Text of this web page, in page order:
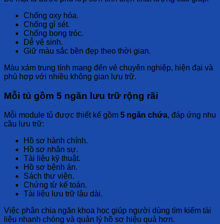
Chống oxy hóa.
Chống gỉ sét.
Chống bong tróc.
Dễ vệ sinh.
Giữ màu sắc bền đẹp theo thời gian.
Màu xám trung tính mang đến vẻ chuyên nghiệp, hiện đại và
phù hợp với nhiều không gian lưu trữ.
Mỗi tủ gồm 5 ngăn lưu trữ rộng rãi
Mỗi module tủ được thiết kế gồm 5 ngăn chứa, đáp ứng nhu
cầu lưu trữ:
Hồ sơ hành chính.
Hồ sơ nhân sự.
Tài liệu kỹ thuật.
Hồ sơ bệnh án.
Sách thư viện.
Chứng từ kế toán.
Tài liệu lưu trữ lâu dài.
Việc phân chia ngăn khoa học giúp người dùng tìm kiếm tài
liệu nhanh chóng và quản lý hồ sơ hiệu quả hơn.